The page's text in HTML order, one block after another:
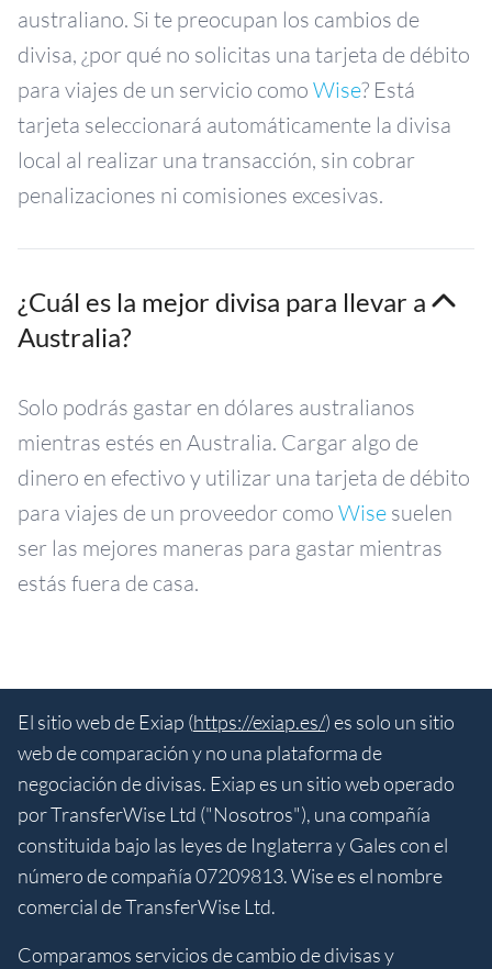
australiano. Si te preocupan los cambios de
divisa, ¿por qué no solicitas una tarjeta de débito
para viajes de un servicio como Wise? Está
tarjeta seleccionará automáticamente la divisa
local al realizar una transacción, sin cobrar
penalizaciones ni comisiones excesivas.
¿Cuál es la mejor divisa para llevar a
Australia?
Solo podrás gastar en dólares australianos
mientras estés en Australia. Cargar algo de
dinero en efectivo y utilizar una tarjeta de débito
para viajes de un proveedor como Wise suelen
ser las mejores maneras para gastar mientras
estás fuera de casa.
El sitio web de Exiap (https://exiap.es/) es solo un sitio
web de comparación y no una plataforma de
negociación de divisas. Exiap es un sitio web operado
por TransferWise Ltd ("Nosotros"), una compañía
constituida bajo las leyes de Inglaterra y Gales con el
número de compañía 07209813. Wise es el nombre
comercial de TransferWise Ltd.
Comparamos servicios de cambio de divisas y